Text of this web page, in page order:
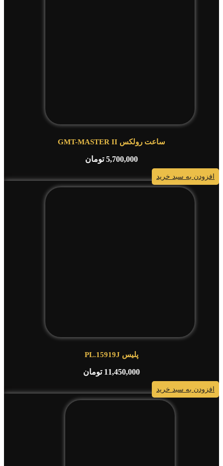
ساعت رولکس GMT-MASTER II
5,700,000 تومان
افزودن به سبد خرید
پلیس PL.15919J
11,450,000 تومان
افزودن به سبد خرید